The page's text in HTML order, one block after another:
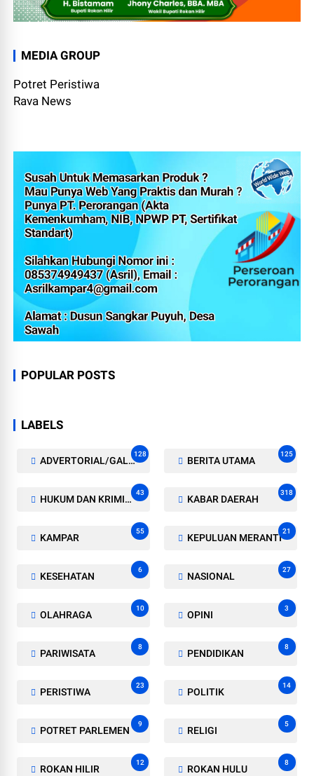
MEDIA GROUP
Potret Peristiwa
Rava News
POPULAR POSTS
LABELS
ADVERTORIAL/GALERI
128
BERITA UTAMA
125
HUKUM DAN KRIMINAL
43
KABAR DAERAH
318
KAMPAR
55
KEPULUAN MERANTI
21
KESEHATAN
6
NASIONAL
27
OLAHRAGA
10
OPINI
3
PARIWISATA
8
PENDIDIKAN
8
PERISTIWA
23
POLITIK
14
POTRET PARLEMEN
9
RELIGI
5
ROKAN HILIR
12
ROKAN HULU
8